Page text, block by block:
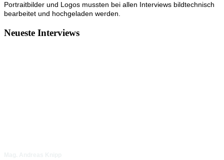
Portraitbilder und Logos mussten bei allen Interviews bildtechnisch
bearbeitet und hochgeladen werden.
Neueste Interviews